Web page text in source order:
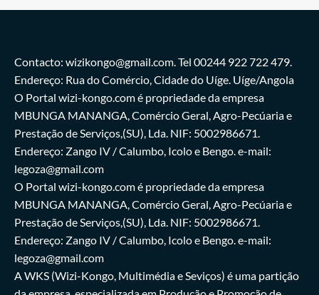
Contacto: wizikongo@gmail.com. Tel 00244 922 722 479.
Endereço: Rua do Comércio, Cidade do Uíge. Uíge/Angola
O Portal wizi-kongo.com é propriedade da empresa
MBUNGA MANANGA, Comércio Geral, Agro-Pecúaria e
Prestação de Serviços,(SU), Lda. NIF: 5002986671.
Endereço: Zango IV / Calumbo, Icolo e Bengo. e-mail:
legoza@gmail.com
O Portal wizi-kongo.com é propriedade da empresa
MBUNGA MANANGA, Comércio Geral, Agro-Pecúaria e
Prestação de Serviços,(SU), Lda. NIF: 5002986671.
Endereço: Zango IV / Calumbo, Icolo e Bengo. e-mail:
legoza@gmail.com
A WKS (Wizi-Kongo, Multimédia e Seviços) é uma partição